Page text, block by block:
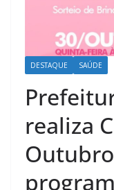
DESTAQUE SAÚDE
realiza